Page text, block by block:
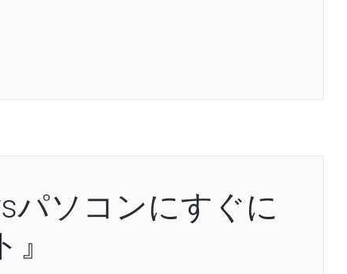
パソコンにすぐに